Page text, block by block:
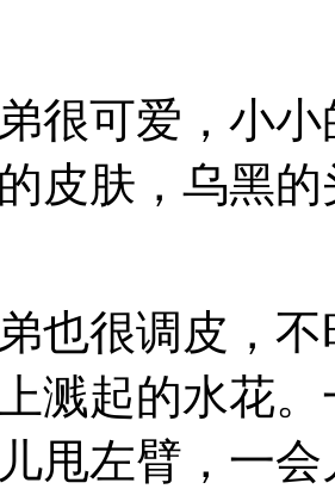
可爱，小小
皮肤，乌黑
很调皮，不
溅起的水花
甩左臂，一